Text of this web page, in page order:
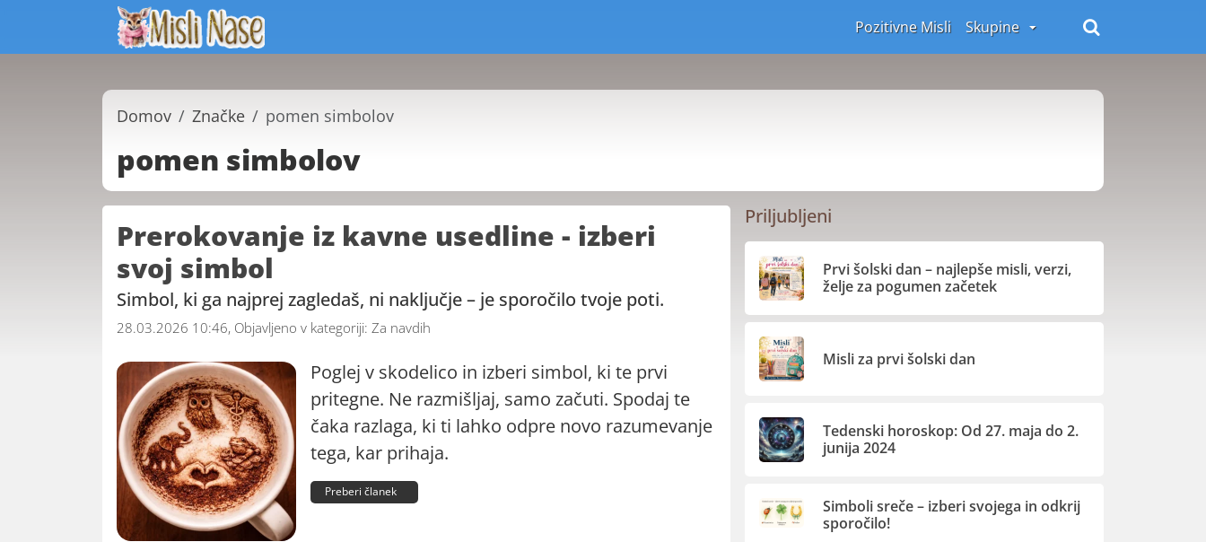
Pozitivne Misli Skupine
Domov Značke pomen simbolov
pomen simbolov
Prerokovanje iz kavne usedline - izberi
svoj simbol
Simbol, ki ga najprej zagledaš, ni naključje – je sporočilo tvoje poti.
28.03.2026 10:46, Objavljeno v kategoriji: Za navdih
Poglej v skodelico in izberi simbol, ki te prvi
pritegne. Ne razmišljaj, samo začuti. Spodaj te
čaka razlaga, ki ti lahko odpre novo razumevanje
tega, kar prihaja.
Preberi članek
Priljubljeni
Prvi šolski dan – najlepše misli, verzi,
želje za pogumen začetek
Misli za prvi šolski dan
Tedenski horoskop: Od 27. maja do 2.
junija 2024
Simboli sreče – izberi svojega in odkrij
sporočilo!